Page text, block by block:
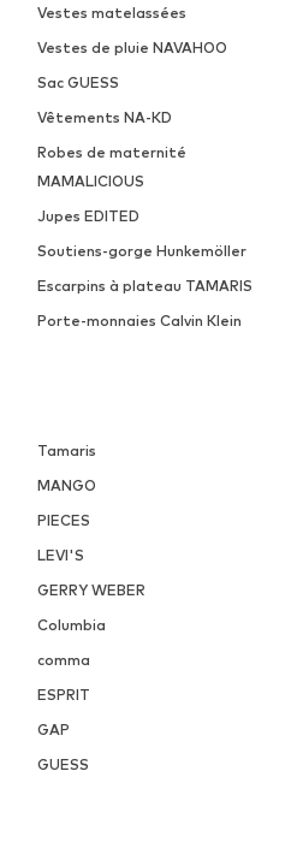
Vestes matelassées
Vestes de pluie NAVAHOO
Sac GUESS
Vêtements NA-KD
Robes de maternité
MAMALICIOUS
Jupes EDITED
Soutiens-gorge Hunkemöller
Escarpins à plateau TAMARIS
Porte-monnaies Calvin Klein
Tamaris
MANGO
PIECES
LEVI'S
GERRY WEBER
Columbia
comma
ESPRIT
GAP
GUESS